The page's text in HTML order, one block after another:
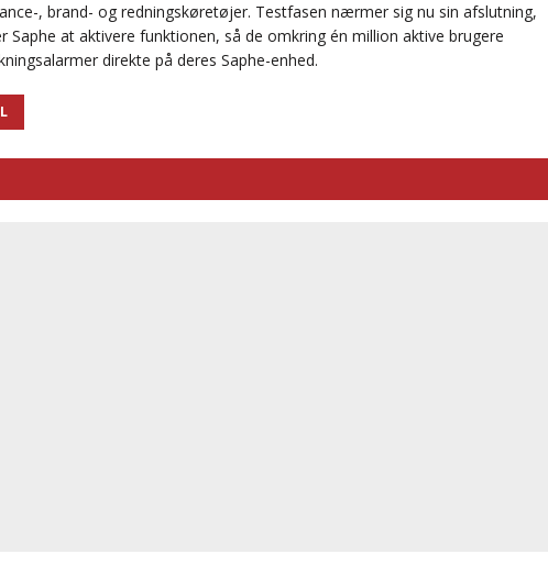
, brand- og redningskøretøjer. Testfasen nærmer sig nu sin afslutning,
Saphe at aktivere funktionen, så de omkring én million aktive brugere
direkte på deres Saphe-enhed.